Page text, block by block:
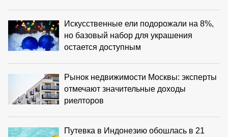
Искусственные ели подорожали на 8%,
но базовый набор для украшения
остается доступным
Рынок недвижимости Москвы: эксперты
отмечают значительные доходы
риелторов
Путевка в Индонезию обошлась в 21